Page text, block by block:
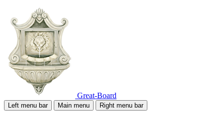
Great-Board
Left menu bar Main menu Right menu bar